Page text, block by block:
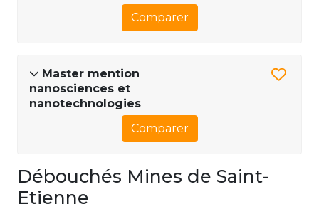
Comparer
Master mention
nanosciences et
nanotechnologies
Comparer
Débouchés Mines de Saint-
Etienne